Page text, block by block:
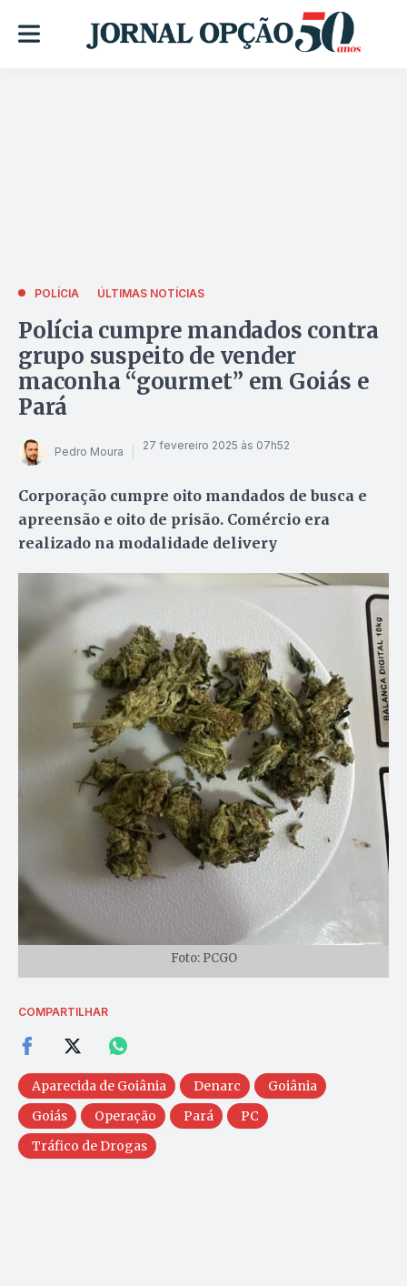
POLÍCIA ÚLTIMAS NOTÍCIAS
Polícia cumpre mandados contra
grupo suspeito de vender
maconha “gourmet” em Goiás e
Pará
Pedro Moura 27 fevereiro 2025 às 07h52
Corporação cumpre oito mandados de busca e
apreensão e oito de prisão. Comércio era
realizado na modalidade delivery
Foto: PCGO
COMPARTILHAR
Aparecida de Goiânia Denarc
Goiânia
Goiás
Operação Pará
PC
Tráfico de Drogas